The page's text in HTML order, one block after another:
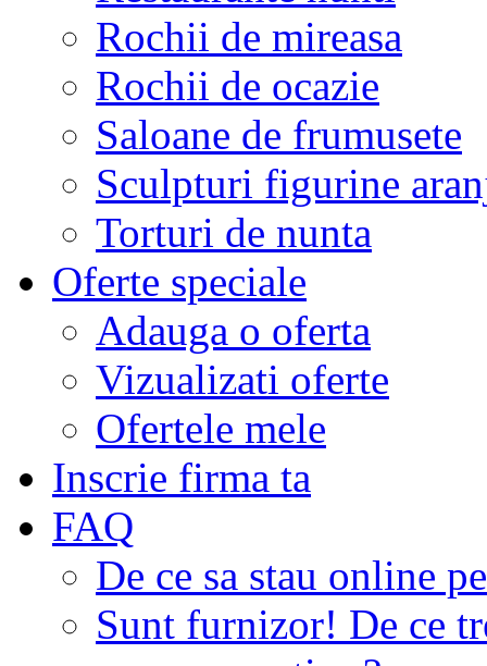
Rochii de mireasa
Rochii de ocazie
Saloane de frumusete
Sculpturi figurine
Torturi de nunta
Oferte speciale
Adauga o oferta
Vizualizati oferte
Ofertele mele
Inscrie firma ta
FAQ
De ce sa stau online
Sunt furnizor! De ce